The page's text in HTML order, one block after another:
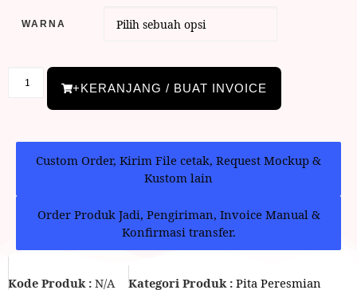
WARNA
+KERANJANG / BUAT INVOICE
Custom Order, Kirim File cetak, Request Mockup &
Kustom lain
Order Produk Jadi, Pengiriman, Invoice Manual &
Konfirmasi transfer.
Kode Produk : N/A Kategori Produk : Pita Peresmian